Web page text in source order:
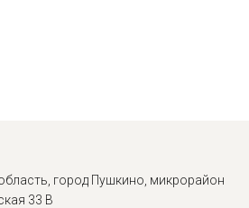
город Пушкино, микрорайон
33 В